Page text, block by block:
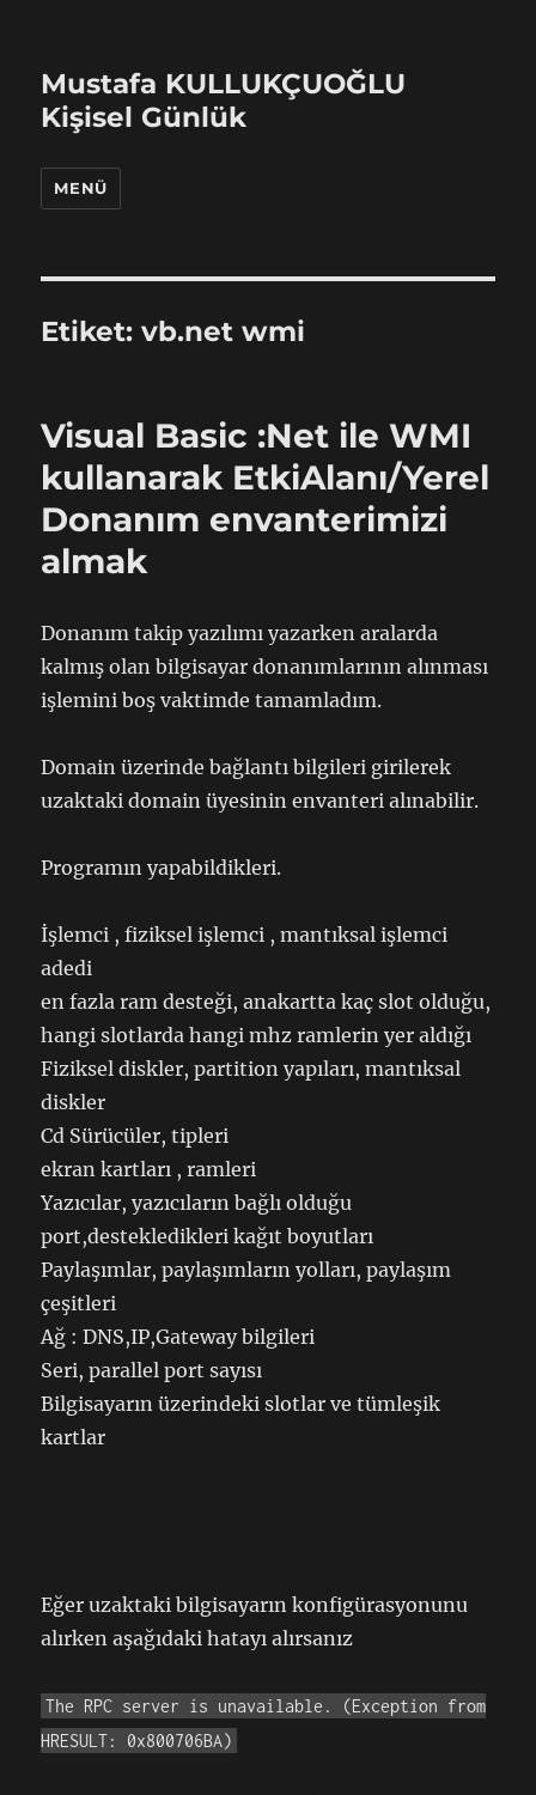
Mustafa KULLUKÇUOĞLU
Kişisel Günlük
MENÜ
Etiket:vb.net wmi
Visual Basic :Net ile WMI
kullanarak EtkiAlanı/Yerel
Donanım envanterimizi
almak
Donanım takip yazılımı yazarken aralarda
kalmış olan bilgisayar donanımlarının alınması
işlemini boş vaktimde tamamladım.
Domain üzerinde bağlantı bilgileri girilerek
uzaktaki domain üyesinin envanteri alınabilir.
Programın yapabildikleri.
İşlemci , fiziksel işlemci , mantıksal işlemci
adedi
en fazla ram desteği, anakartta kaç slot olduğu,
hangi slotlarda hangi mhz ramlerin yer aldığı
Fiziksel diskler, partition yapıları, mantıksal
diskler
Cd Sürücüler, tipleri
ekran kartları , ramleri
Yazıcılar, yazıcıların bağlı olduğu
port,destekledikleri kağıt boyutları
Paylaşımlar, paylaşımların yolları, paylaşım
çeşitleri
Ağ : DNS,IP,Gateway bilgileri
Seri, parallel port sayısı
Bilgisayarın üzerindeki slotlar ve tümleşik
kartlar
Eğer uzaktaki bilgisayarın konfigürasyonunu
alırken aşağıdaki hatayı alırsanız
The RPC server is unavailable. (Exception from
HRESULT: 0x800706BA)